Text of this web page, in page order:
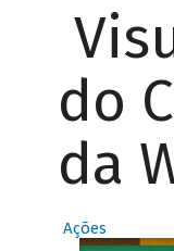
do
da
Ações